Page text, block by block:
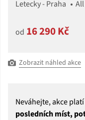
Letecky - Praha
od 16 290 Kč
Zobrazit náhled akce
Neváhejte, akce
posledních míst,